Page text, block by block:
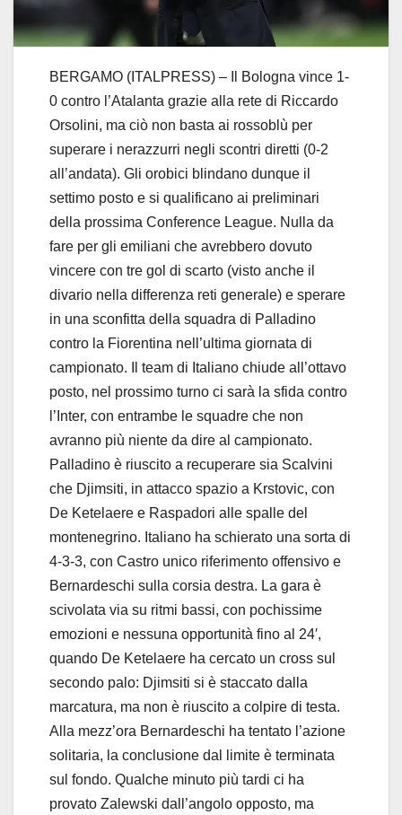
BERGAMO (ITALPRESS) – Il Bologna vince 1-
0 contro l’Atalanta grazie alla rete di Riccardo
Orsolini, ma ciò non basta ai rossoblù per
superare i nerazzurri negli scontri diretti (0-2
all’andata). Gli orobici blindano dunque il
settimo posto e si qualificano ai preliminari
della prossima Conference League. Nulla da
fare per gli emiliani che avrebbero dovuto
vincere con tre gol di scarto (visto anche il
divario nella differenza reti generale) e sperare
in una sconfitta della squadra di Palladino
contro la Fiorentina nell’ultima giornata di
campionato. Il team di Italiano chiude all’ottavo
posto, nel prossimo turno ci sarà la sfida contro
l’Inter, con entrambe le squadre che non
avranno più niente da dire al campionato.
Palladino è riuscito a recuperare sia Scalvini
che Djimsiti, in attacco spazio a Krstovic, con
De Ketelaere e Raspadori alle spalle del
montenegrino. Italiano ha schierato una sorta di
4-3-3, con Castro unico riferimento offensivo e
Bernardeschi sulla corsia destra. La gara è
scivolata via su ritmi bassi, con pochissime
emozioni e nessuna opportunità fino al 24′,
quando De Ketelaere ha cercato un cross sul
secondo palo: Djimsiti si è staccato dalla
marcatura, ma non è riuscito a colpire di testa.
Alla mezz’ora Bernardeschi ha tentato l’azione
solitaria, la conclusione dal limite è terminata
sul fondo. Qualche minuto più tardi ci ha
provato Zalewski dall’angolo opposto, ma